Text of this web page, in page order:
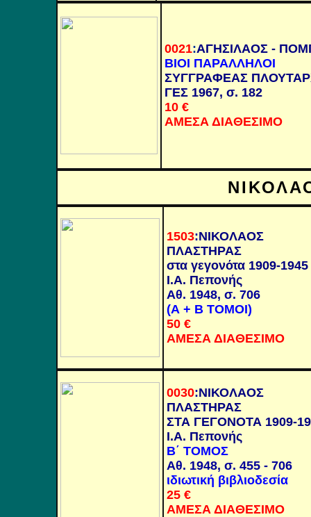
0021:ΑΓΗΣΙΛΑΟΣ -
ΒΙΟΙ ΠΑΡΑΛΛΗΛΟΙ
ΣΥΓΓΡΑΦΕΑΣ
ΓΕΣ1967, σ. 182
10 €
ΑΜΕΣΑ ΔΙΑΘΕΣΙΜΟ
1503:ΝΙΚΟΛΑΟΣ
ΠΛΑΣΤΗΡΑΣ
στα γεγονότα 1909-1945
Ι.Α. Πεπονής
Αθ. 1948, σ. 706
(Α + Β ΤΟΜΟΙ)
50€
ΑΜΕΣΑ ΔΙΑΘΕΣΙΜΟ
0030:ΝΙΚΟΛΑΟΣ
ΠΛΑΣΤΗΡΑΣ
ΣΤΑ ΓΕΓΟΝΟΤΑ 1909-
Ι.Α. Πεπονής
Β΄ ΤΟΜΟΣ
Αθ. 1948, σ. 455 - 706
ιδιωτική βιβλιοδεσία
25€
ΑΜΕΣΑ ΔΙΑΘΕΣΙΜΟ